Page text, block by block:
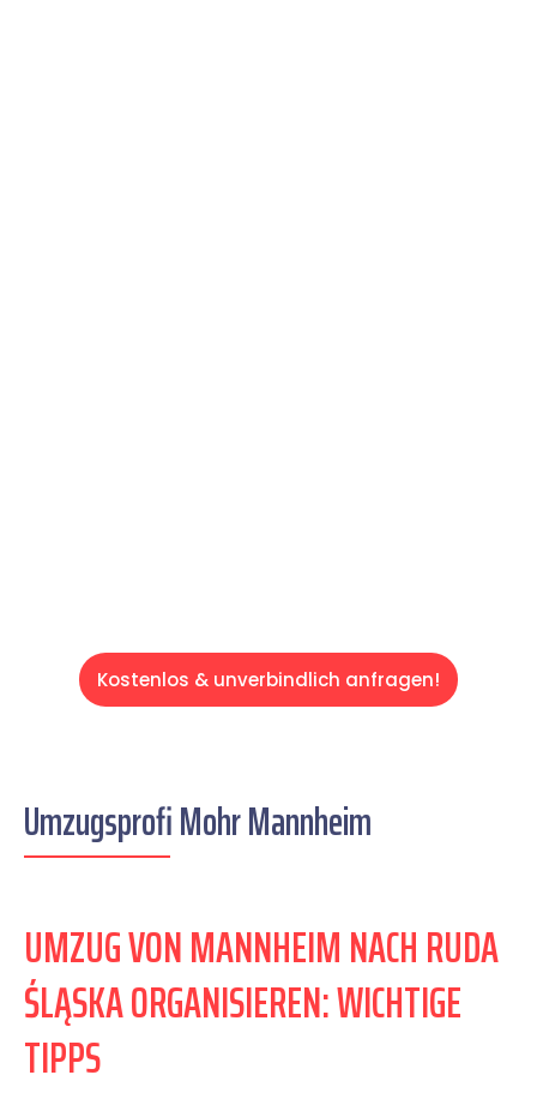
Kostenlos & unverbindlich anfragen!
Umzugsprofi Mohr Mannheim
UMZUG VON MANNHEIM NACH RUDA
ŚLĄSKA ORGANISIEREN: WICHTIGE
TIPPS